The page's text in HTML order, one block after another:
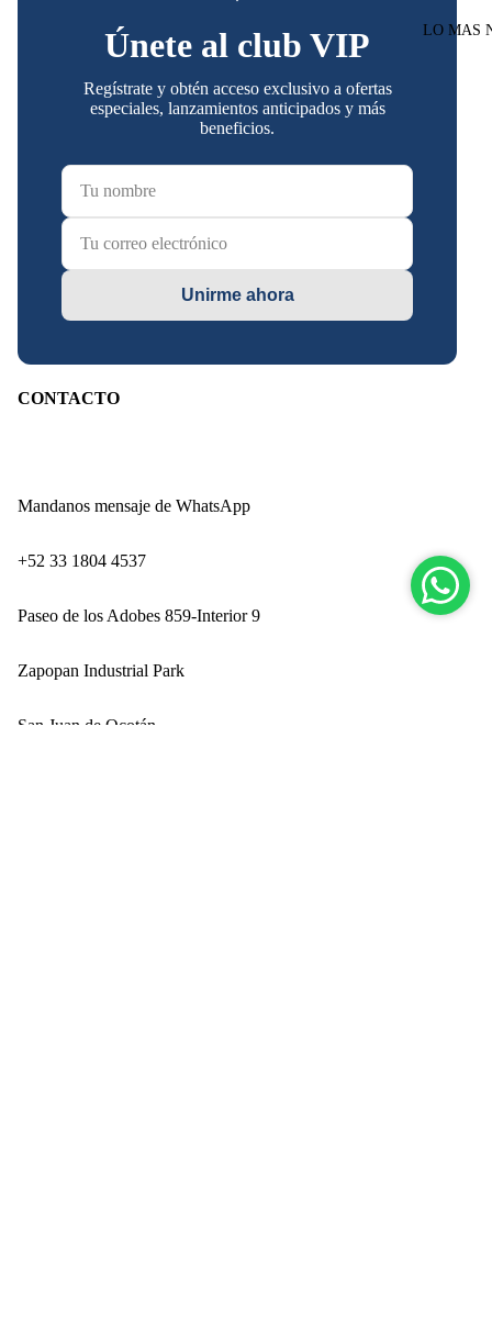
LO MAS
Únete al club VIP
Regístrate y obtén acceso exclusivo a ofertas
especiales, lanzamientos anticipados y más
beneficios.
Unirme ahora
CONTACTO
Mandanos mensaje de WhatsApp
‪+52 33 1804 4537‬
Paseo de los Adobes 859-Interior 9
Zapopan Industrial Park
San Juan de Ocotán